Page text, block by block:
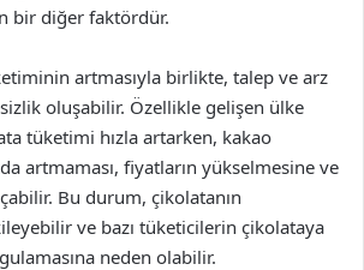
bir diğer faktördür.
artmasıyla birlikte, talep ve arz
oluşabilir. Özellikle gelişen ülke
tüketimi hızla artarken, kakao
artmaması, fiyatların yükselmesine ve
Bu durum, çikolatanın
ve bazı tüketicilerin çikolataya
neden olabilir.